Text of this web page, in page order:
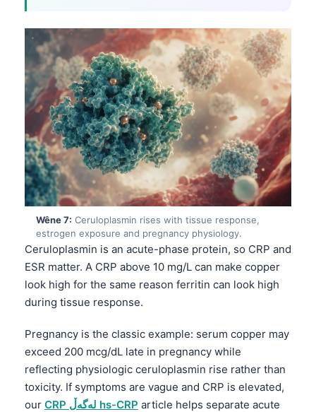
Wêne 7: Ceruloplasmin rises with tissue response,
estrogen exposure and pregnancy physiology.
Ceruloplasmin is an acute-phase protein, so CRP and
ESR matter. A CRP above 10 mg/L can make copper
look high for the same reason ferritin can look high
during tissue response.
Pregnancy is the classic example: serum copper may
exceed 200 mcg/dL late in pregnancy while
reflecting physiologic ceruloplasmin rise rather than
toxicity. If symptoms are vague and CRP is elevated,
our
CRP لەگەڵ hs-CRP article helps separate acute
ქართული
Русский
Lietuvių kalba
Polski
한국어
Slovenščina
Magyar
Shqip
اردو
मराठी
తెలుగు
தமிழ்
ગુજરાતી
ಕನ್ನಡ
മലയാളം